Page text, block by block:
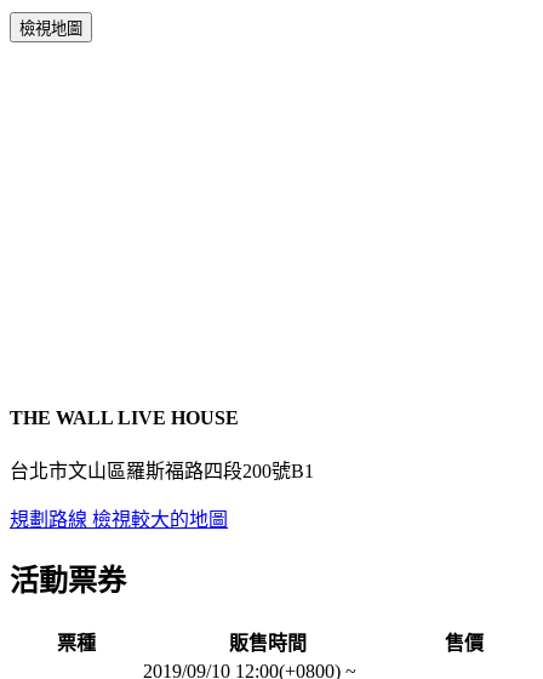
檢視地圖
THE WALL LIVE HOUSE
台北市文山區羅斯福路四段200號B1
規劃路線 檢視較大的地圖
活動票券
票種 販售時間 售價
2019/09/10 12:00(+0800) ~